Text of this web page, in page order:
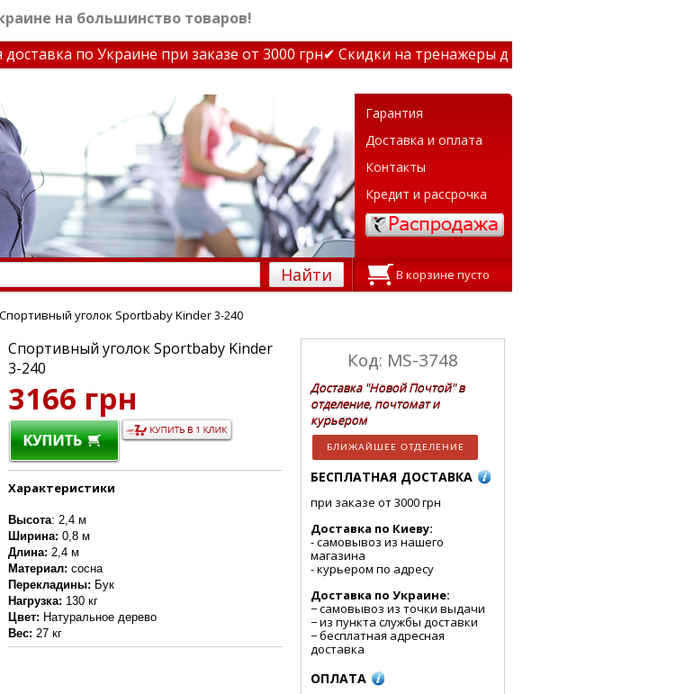
на большинство товаров!
по Украине при заказе от 3000 грн✔ Скидки на тренажеры до 15% Звони! ✔ Бесплатная
Гарантия
Доставка и оплата
Контакты
Кредит и рассрочка
Найти В корзине пусто
уголок Sportbaby Kinder 3-240
Спортивный уголок Sportbaby Kinder
3-240
3166 грн
Характеристики
Высота: 2,4 м
Ширина: 0,8 м
Длина: 2,4 м
Материал: сосна
Перекладины: Бук
Нагрузка: 130 кг
Цвет: Натуральное дерево
Вес: 27 кг
Код: MS-3748
Доставка "Новой Почтой" в
отделение, почтомат и
курьером
БЛИЖАЙШЕЕ ОТДЕЛЕНИЕ
БЕСПЛАТНАЯ ДОСТАВКА
при заказе от 3000 грн
Доставка по Киеву:
- cамовывоз из нашего
магазина
- курьером по адресу
Доставка по Украине:
− самовывоз из точки выдачи
− из пункта службы доставки
− бесплатная адресная
доставка
ОПЛАТА